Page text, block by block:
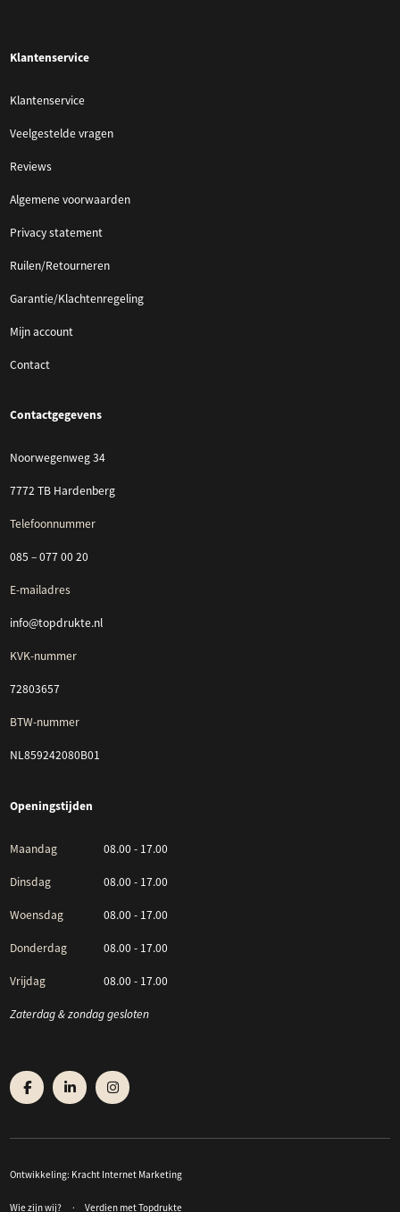
Klantenservice
Klantenservice
Veelgestelde vragen
Reviews
Algemene voorwaarden
Privacy statement
Ruilen/Retourneren
Garantie/Klachtenregeling
Mijn account
Contact
Contactgegevens
Noorwegenweg 34
7772 TB Hardenberg
Telefoonnummer
085 – 077 00 20
E-mailadres
info@topdrukte.nl
KVK-nummer
72803657
BTW-nummer
NL859242080B01
Openingstijden
Maandag 08.00 - 17.00
Dinsdag 08.00 - 17.00
Woensdag 08.00 - 17.00
Donderdag 08.00 - 17.00
Vrijdag 08.00 - 17.00
Zaterdag & zondag gesloten
Ontwikkeling: Kracht Internet Marketing
Wie zijn wij? Verdien met Topdrukte